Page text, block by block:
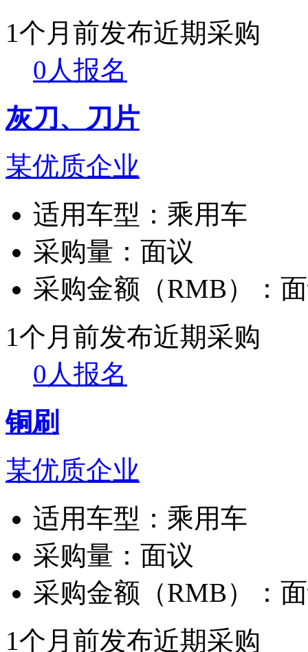
1个月前发布近期采购
0人报名
灰刀、刀片
某优质企业
适用车型： 乘用车
采购量： 面议
采购金额（RMB）：
1个月前发布近期采购
0人报名
铜刷
某优质企业
适用车型： 乘用车
采购量： 面议
采购金额（RMB）：
1个月前发布近期采购